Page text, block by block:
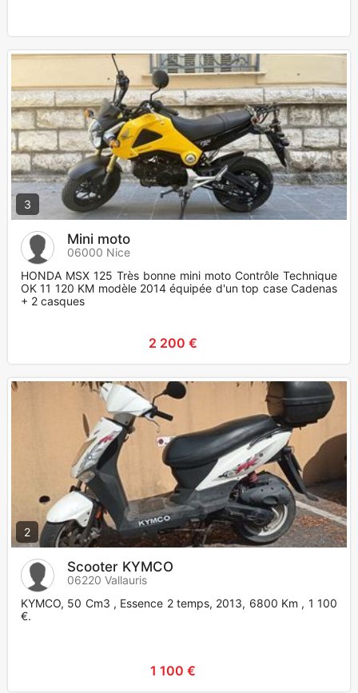
3
Mini moto
06000 Nice
HONDA MSX 125 Très bonne mini moto Contrôle Technique
OK 11 120 KM modèle 2014 équipée d'un top case Cadenas
+ 2 casques
2 200 €
2
Scooter KYMCO
06220 Vallauris
KYMCO, 50 Cm3 , Essence 2 temps, 2013, 6800 Km , 1 100
€.
1 100 €